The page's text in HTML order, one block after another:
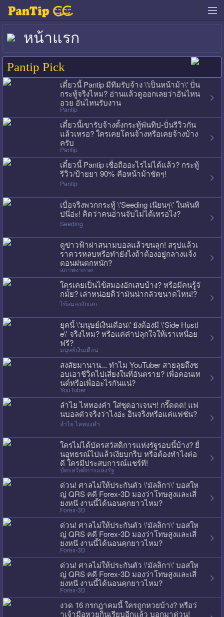
หน้าแรก
Pantip Pick
เดี๋ยวนี้ Pantip มีทีมรับจ้าง \'เป็นหน้าม้า\' ปั่น
กระทู้จริงไหม? อ่านแล้วดูออกเลยว่าอันไหน
อวย อันไหนรับงาน
Pantip
เดี๋ยวนี้เขารับจ้างตั้งกระทู้พันทิป-ปั่นรีวิวกัน
แล้วเหรอ? ใครเคยโดนจ้างหรือเคยจ้างบ้าง
ครับ
Pantip
เดี๋ยวนี้ Pantip เชื่อถืออะไรไม่ได้แล้ว? กระทู้
รีวิว/ป้ายยา 90% คือหน้าม้าชัดๆ!
Pantip
เบื่อจริงพวกกระทู้ \'Seeding เนียนๆ\' ในพันทิ
ปนี่อ่ะ! คิดว่าคนอ่านจับไม่ได้เหรอไง?
Seeding
ดูข่าวฟ้าผ่าสนามบอลแล้วขนลุก! สรุปแล้วเ
ราควรหลบหรือทำยังไงถ้าต้องอยู่กลางแจ้ง
ตอนฝนตกหนัก?
สภาพอากาศ
ใครเคยเป็นไข้สมองอักเสบบ้าง? หรือมีคนรู้จั
กมั้ย? เล่าหน่อยดิว่ามันน่ากลัวขนาดไหน!?
ไข้สมองอักเสบ
ยุคนี้ \'มนุษย์เงินเดือน\' ยังต้องมี \'Side Hustl
e\' จริงไหม? หรือแค่คำปลุกใจให้เราเหนื่อย
ฟรี?
มนุษย์เงินเดือน
สงสัยมานาน... ทำไม YouTuber สายลุยถึงช
อบเอาชีวิตไปเสี่ยงในที่อันตราย? เพื่อคอนเท
นต์หรือเพื่ออะไรกันแน่?
YouTuber
ลำไย ไหทองคำ ใส่ชุดอาเจนฯ! กรี๊ดดด! แฟ
นบอลตัวจริงว่าไงอ่ะ อินจริงหรือแค่แฟชั่น?
ลำไย ไหทองคำ
ใครไม่ได้บัตรสวัสดิการแห่งรัฐรอบนี้บ้าง? ยื่
นอุทธรณ์ไปแล้วเงียบกริบ หรือต้องทำไงต่อ
ดี ใครมีประสบการณ์แชร์ที!
บัตรสวัสดิการแห่งรัฐ
ด่วน! ศาลไม่ให้ประกันตัว \'มัลลิกา\' บอสให
ญ่ QRS คดี Forex-3D มองว่าโทษสูงและเสี่
ยงหนี งานนี้ได้นอนคุกยาวไหม?
Forex-3D
ด่วน! ศาลไม่ให้ประกันตัว \'มัลลิกา\' บอสให
ญ่ QRS คดี Forex-3D มองว่าโทษสูงและเสี่
ยงหนี งานนี้ได้นอนคุกยาวไหม?
Forex-3D
ด่วน! ศาลไม่ให้ประกันตัว \'มัลลิกา\' บอสให
ญ่ QRS คดี Forex-3D มองว่าโทษสูงและเสี่
ยงหนี งานนี้ได้นอนคุกยาวไหม?
Forex-3D
งวด 16 กรกฎาคมนี้ ใครถูกหวยบ้าง? หรือว่
าเจ้ามือหวยกินเรียบอีกแล้ว บอกมาด่วน!